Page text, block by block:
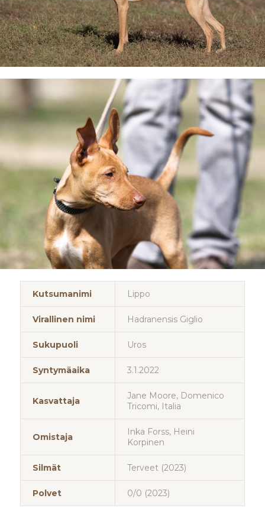
Kutsumanimi Lippo
Virallinen nimi Hadranensis Giglio
Sukupuoli Uros
Syntymäaika 3.1.2022
Kasvattaja
Jane Moore, Domenico
Tricomi, Italia
Omistaja
Inka Forss, Heini
Korpinen
Silmät Terveet (2023)
Polvet 0/0 (2023)